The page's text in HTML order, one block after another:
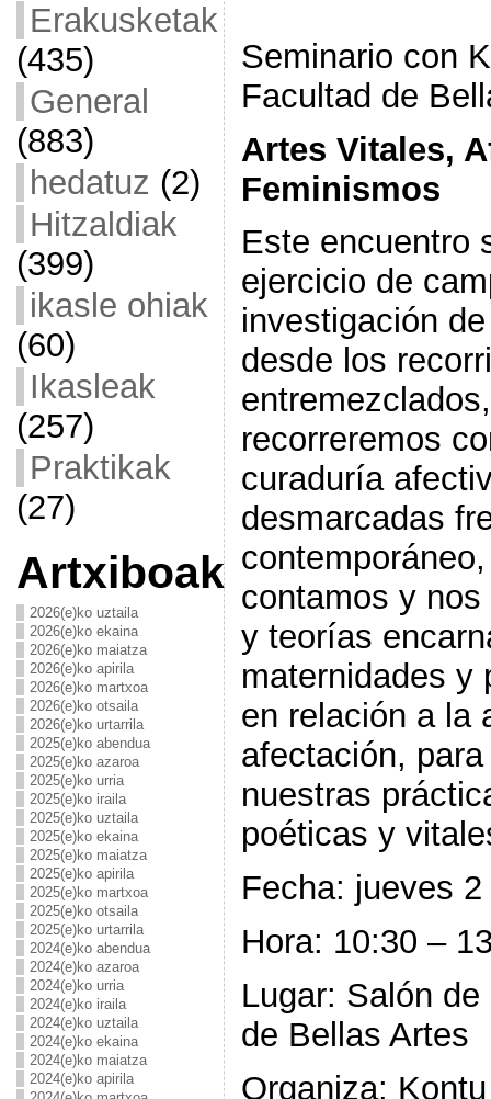
Erakusketak
(435)
General
(883)
hedatuz (2)
Hitzaldiak
(399)
ikasle ohiak
(60)
Ikasleak
(257)
Praktikak
(27)
Artxiboak
2026(e)ko uztaila
2026(e)ko ekaina
2026(e)ko maiatza
2026(e)ko apirila
2026(e)ko martxoa
2026(e)ko otsaila
2026(e)ko urtarrila
2025(e)ko abendua
2025(e)ko azaroa
2025(e)ko urria
2025(e)ko iraila
2025(e)ko uztaila
2025(e)ko ekaina
2025(e)ko maiatza
2025(e)ko apirila
2025(e)ko martxoa
2025(e)ko otsaila
2025(e)ko urtarrila
2024(e)ko abendua
2024(e)ko azaroa
2024(e)ko urria
2024(e)ko iraila
2024(e)ko uztaila
2024(e)ko ekaina
2024(e)ko maiatza
2024(e)ko apirila
Seminario con
Facultad de
Artes Vitales,
Feminismos
Este encuentro
ejercicio de
investigación
desde los
recorreremos
curaduría
desmarcadas
contamos y
y teorías
maternidades y
en relación a la
afectación,
nuestras
poéticas y
Fecha: jueves
Hora: 10:30 –
Lugar: Salón
de Bellas Artes
Organiza: